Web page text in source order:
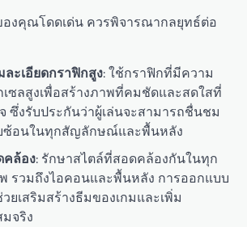
งคุณโดดเด่น ควรพิจารณากลยุทธ์ต่อ
ะเอียดกราฟิกสูง: ใช้กราฟิกที่มีความ
ซลสูงเพื่อสร้างภาพที่คมชัดและสดใสที่
ซึ่งรับประกันว่าผู้เล่นจะสามารถชื่นชม
ซ้อนในทุกสัญลักษณ์และพื้นหลัง
คล้อง: รักษาสไตล์ที่สอดคล้องกันในทุก
รวมถึงไอคอนและพื้นหลัง การออกแบบ
เสริมสร้างธีมของเกมและเพิ่ม
จริง